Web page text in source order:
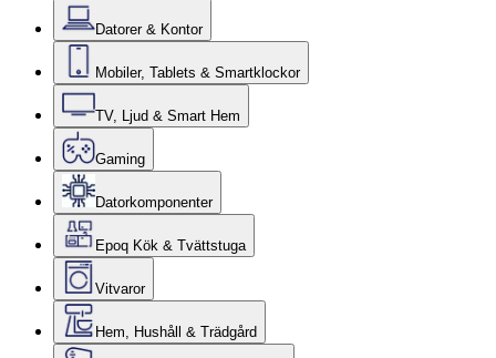
Datorer & Kontor
Mobiler, Tablets & Smartklockor
TV, Ljud & Smart Hem
Gaming
Datorkomponenter
Epoq Kök & Tvättstuga
Vitvaror
Hem, Hushåll & Trädgård